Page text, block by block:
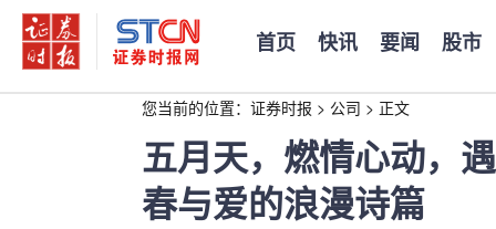
首页 快讯 要闻 股市
您当前的位置： 证券时报 > 公司 > 正文
五月天，燃情心动，
春与爱的浪漫诗篇